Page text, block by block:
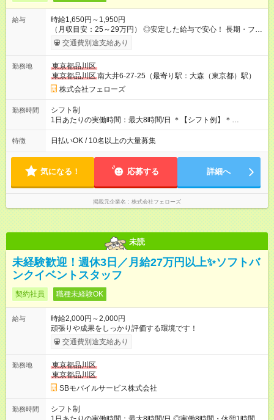
給与
時給1,650円～1,950円
（月収目安：25～29万円） ◎安定した給与で安心！ 長期・フル
タイムで勤務いただける方にお越しいただきたいと思っていま
す。シフトが削られることはないので、安定した給与が入りま
たいという人もいると思います。このあたりは柔軟に対応する
ので、お気軽にご相談ください！ ※2ヶ月の試用期間がありま
す。その間の給与・待遇に変更はありません。 【試用期間】試
用期間あり 試用期間の長さ：2ヶ月 雇用形態、給与は本採用時
と同じです。
交通費別途支給あり
勤務地
東京都品川区
東京都品川区南大井6-27-25（最寄り駅：大森（東京都）駅）
株式会社フェローズ
勤務時間
シフト制
1日あたりの実働時間：最大8時間/日 ＊【シフト例】＊
(1) 10:00～19:00 (2) 11:00～20:00 (3) 12:00～21:00 など ◎
いずれも実働8時間・休憩1時間です。中抜けシフトなどはあり
たい」などあれば相談に応じますのでおっしゃってください！
特徴 日払いOK / 10名以上の大量募集
気になる！ 応募する 詳細へ
掲載元企業名 株式会社フェローズ
未読
未経験歓迎！週休3日／月給27万円以上✨ソフトバ
ンクイベントスタッフ
契約社員 職種未経験OK
給与
時給2,000円～2,000円
頑張りや成果をしっかり評価する環境です！
交通費別途支給あり
勤務地
東京都品川区
東京都品川区
SBモバイルサービス株式会社
勤務時間
シフト制